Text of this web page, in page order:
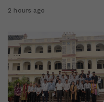
2 hours ago